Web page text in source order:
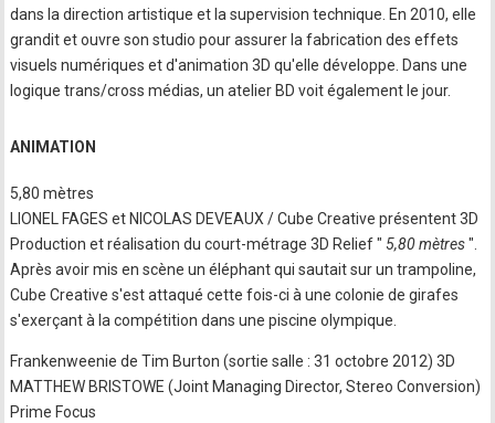
dans la direction artistique et la supervision technique. En 2010, elle
grandit et ouvre son studio pour assurer la fabrication des effets
visuels numériques et d'animation 3D qu'elle développe. Dans une
logique trans/cross médias, un atelier BD voit également le jour.
ANIMATION
5,80 mètres
LIONEL FAGES et NICOLAS DEVEAUX / Cube Creative présentent 3D
Production et réalisation du court-métrage 3D Relief " 5,80 mètres".
Après avoir mis en scène un éléphant qui sautait sur un trampoline,
Cube Creative s'est attaqué cette fois-ci à une colonie de girafes
s'exerçant à la compétition dans une piscine olympique.
Frankenweenie de Tim Burton (sortie salle : 31 octobre 2012) 3D
MATTHEW BRISTOWE (Joint Managing Director, Stereo Conversion)
Prime Focus